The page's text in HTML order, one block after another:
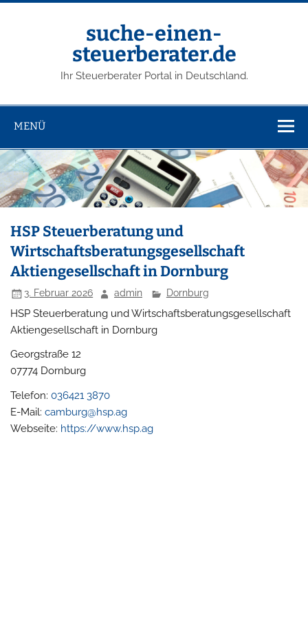
suche-einen-
steuerberater.de
Ihr Steuerberater Portal in Deutschland.
MENÜ
HSP Steuerberatung und
Wirtschaftsberatungsgesellschaft
Aktiengesellschaft in Dornburg
3. Februar 2026 admin Dornburg
HSP Steuerberatung und Wirtschaftsberatungsgesellschaft
Aktiengesellschaft in Dornburg
Georgstraße 12
07774 Dornburg
Telefon:036421 3870
E-Mail:camburg@hsp.ag
Webseite: https://www.hsp.ag